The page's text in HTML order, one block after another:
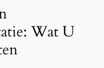
Wat U